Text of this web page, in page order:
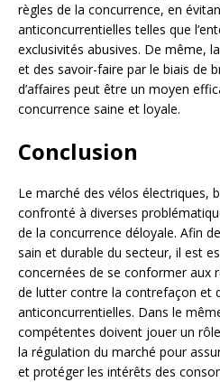
règles de la concurrence, en
anticoncurrentielles telles que
exclusivités abusives. De même,
et des savoir-faire par le biais de
d’affaires peut être un moyen
concurrence saine et loyale.
Conclusion
Le marché des vélos électriques,
confronté à diverses
de la concurrence déloyale. Afin
sain et durable du secteur, il est
concernées de se conformer aux
de lutter contre la contrefaçon et
anticoncurrentielles. Dans le
compétentes doivent jouer un
la régulation du marché pour
et protéger les intérêts des